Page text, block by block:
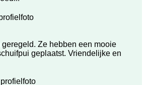
Ze hebben een mooie
geplaatst. Vriendelijke en